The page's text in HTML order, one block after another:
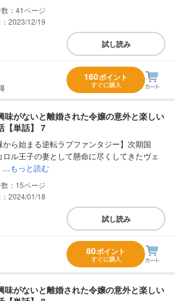
41
2023/12/19
試し読み
160ポイント
すぐに購入
味がないと離婚された令嬢の意外と楽しい
【単話】 7
から始まる逆転ラブファンタジー】次期国
ロル王子の妻として懸命に尽くしてきたヴェ
...もっと読む
15
2024/01/18
試し読み
80ポイント
すぐに購入
味がないと離婚された令嬢の意外と楽しい